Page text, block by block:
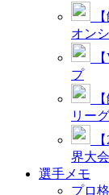
オン
プ
リーグ
界大会
選手メモ
プロ